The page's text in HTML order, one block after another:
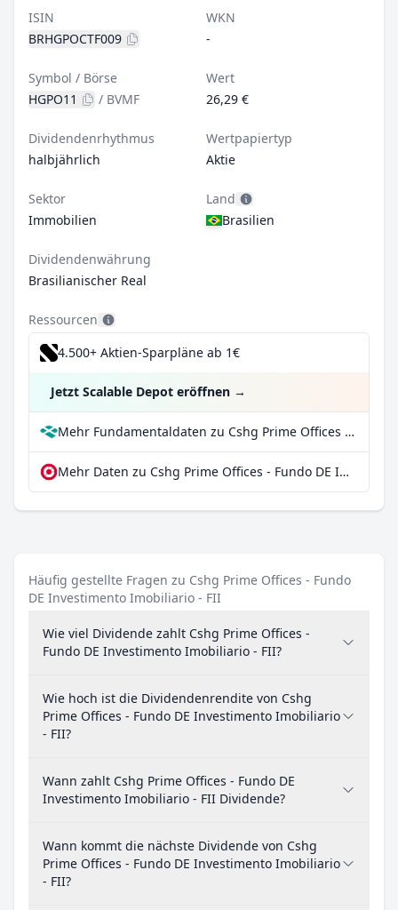
ISIN
BRHGPOCTF009
WKN
-
Symbol / Börse
HGPO11
/ BVMF
Wert
26,29 €
Dividendenrhythmus
halbjährlich
Wertpapiertyp
Aktie
Sektor
Immobilien
Land
Brasilien
Dividendenwährung
Brasilianischer Real
Ressourcen
4.500+ Aktien-Sparpläne ab 1€
Jetzt Scalable Depot eröffnen →
Mehr Fundamentaldaten zu Cshg Prime Offices - Fundo DE Investimento Imobiliario - FII bei Parqet
Mehr Daten zu Cshg Prime Offices - Fundo DE Investimento Imobiliario - FII bei extraETF
Häufig gestellte Fragen zu Cshg Prime Offices - Fundo
DE Investimento Imobiliario - FII
Wie viel Dividende zahlt Cshg Prime Offices -
Fundo DE Investimento Imobiliario - FII?
Wie hoch ist die Dividendenrendite von Cshg
Prime Offices - Fundo DE Investimento Imobiliario
- FII?
Wann zahlt Cshg Prime Offices - Fundo DE
Investimento Imobiliario - FII Dividende?
Wann kommt die nächste Dividende von Cshg
Prime Offices - Fundo DE Investimento Imobiliario
- FII?